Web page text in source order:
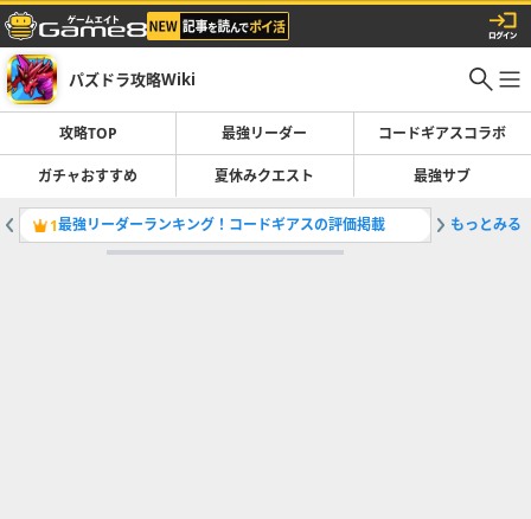
パズドラ攻略Wiki
攻略TOP 最強リーダー コードギアスコラボ
ガチャおすすめ 夏休みクエスト 最強サブ
1最強リーダーランキング！コードギアスの評価掲載 2コード
もっとみる